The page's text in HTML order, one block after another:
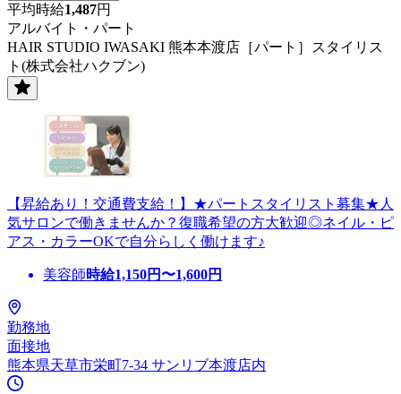
平均時給1,487円
アルバイト・パート
HAIR STUDIO IWASAKI 熊本本渡店［パート］スタイリス
ト(株式会社ハクブン)
【昇給あり！交通費支給！】★パートスタイリスト募集★人
気サロンで働きませんか？復職希望の方大歓迎◎ネイル・ピ
アス・カラーOKで自分らしく働けます♪
美容師時給1,150円〜1,600円
勤務地
面接地
熊本県天草市栄町7-34 サンリブ本渡店内